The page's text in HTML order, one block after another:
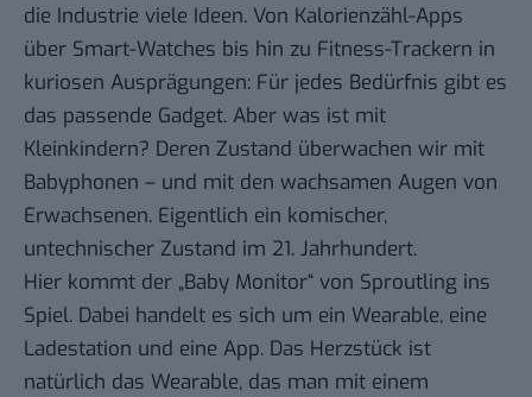
die Industrie viele Ideen. Von Kalorienzähl-Apps
über Smart-Watches bis hin zu Fitness-Trackern in
kuriosen Ausprägungen: Für jedes Bedürfnis gibt es
das passende Gadget. Aber was ist mit
Kleinkindern? Deren Zustand überwachen wir mit
Babyphonen – und mit den wachsamen Augen von
Erwachsenen. Eigentlich ein komischer,
untechnischer Zustand im 21. Jahrhundert.
Hier kommt der „Baby Monitor“ von Sproutling ins
Spiel. Dabei handelt es sich um ein Wearable, eine
Ladestation und eine App. Das Herzstück ist
natürlich das Wearable, das man mit einem